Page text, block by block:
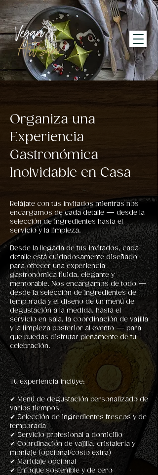
Organiza una
Experiencia
Gastronómica
Inolvidable en Casa
Relájate con tus invitados mientras nos
encargamos de cada detalle — desde la
selección de ingredientes hasta el
servicio y la limpieza.
Desde la llegada de tus invitados, cada
detalle está cuidadosamente diseñado
para ofrecer una experiencia
gastronómica fluida, elegante y
memorable. Nos encargamos de todo —
desde la selección de ingredientes de
temporada y el diseño de un menú de
degustación a la medida, hasta el
servicio en sala, la coordinación de vajilla
y la limpieza posterior al evento — para
que puedas disfrutar plenamente de tu
celebración.
Tu experiencia incluye:
✔ Menú de degustación personalizado de
varios tiempos
✔ Selección de ingredientes frescos y de
temporada
✔ Servicio profesional a domicilio
✔ Coordinación de vajilla, cristalería y
montaje (opcional/costo extra)
✔ Maridaje opcional
✔ Enfoque sostenible y de cero